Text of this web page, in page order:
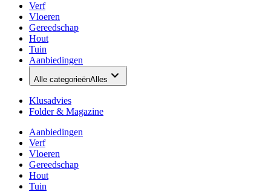
Verf
Vloeren
Gereedschap
Hout
Tuin
Aanbiedingen
Alle categorieënAlles
Klusadvies
Folder & Magazine
Aanbiedingen
Verf
Vloeren
Gereedschap
Hout
Tuin